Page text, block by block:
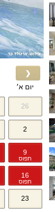
יום א׳
26
2
9
תפוס
16
תפוס
23
❮